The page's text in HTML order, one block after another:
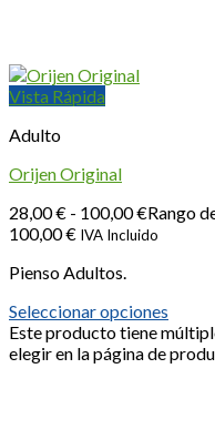
Vista Rápida
Adulto
Orijen Original
28,00€ - 100,00€Rango
100,00 € IVA Incluido
Pienso Adultos.
Seleccionar opciones
Este producto tiene
elegir en la página de